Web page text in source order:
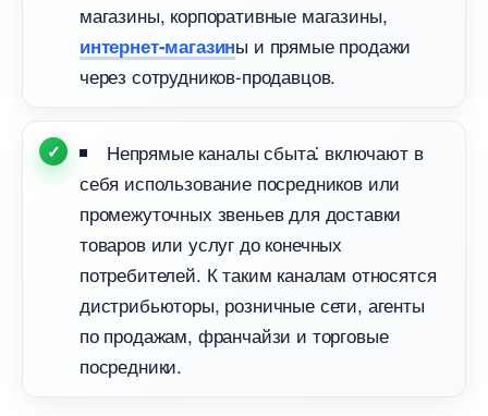
магазины, корпоративные магазины,
интернет-магазины и прямые продажи
через сотрудников-продавцов.​
Непрямые каналы сбыта⁚ включают
себя использование посредников или
промежуточных звеньев для доставки
товаров или услуг до конечных
потребителей.​ К таким каналам относятся
дистрибьюторы, розничные сети, агенты
по продажам, франчайзи и торговые
посредники.​